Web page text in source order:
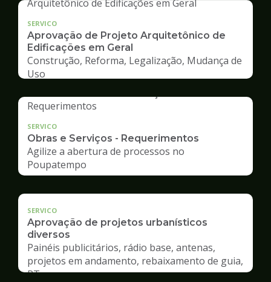
SERVICO
Aprovação de Projeto Arquitetônico de
Edificações em Geral
Construção, Reforma, Legalização, Mudança de
Uso
SERVICO
Obras e Serviços - Requerimentos
Agilize a abertura de processos no
Poupatempo
SERVICO
Aprovação de projetos urbanísticos
diversos
Painéis publicitários, rádio base, antenas,
projetos em andamento, rebaixamento de guia,
RT